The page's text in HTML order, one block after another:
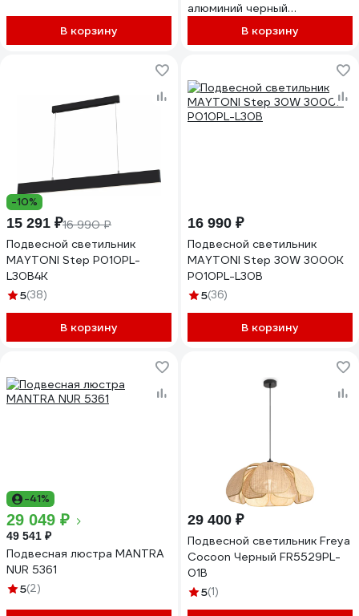
В корзину
алюминий черный
MOD146PL-L40B3K
В корзину
-10%
15 291 ₽16 990 ₽
Подвесной светильник
MAYTONI Step P010PL-
L30B4K
5(38)
В корзину
16 990 ₽
Подвесной светильник
MAYTONI Step 30W 3000K
P010PL-L30B
5(36)
В корзину
-41%
29 049 ₽
49 541 ₽
Подвесная люстра MANTRA
NUR 5361
5(2)
29 400 ₽
Подвесной светильник Freya
Cocoon Черный FR5529PL-
01B
5(1)